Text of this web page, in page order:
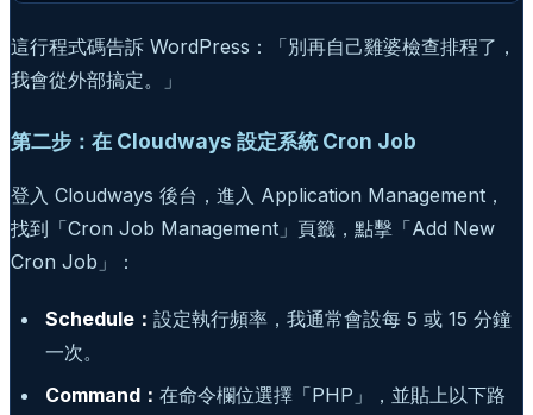
這行程式碼告訴 WordPress：「別再自己雞婆檢查排程了，
我會從外部搞定。」
第二步：在 Cloudways 設定系統 Cron Job
登入 Cloudways 後台，進入 Application Management，
找到「Cron Job Management」頁籤，點擊「Add New
Cron Job」：
Schedule： 設定執行頻率，我通常會設每 5 或 15 分鐘
一次。
Command： 在命令欄位選擇「PHP」，並貼上以下路